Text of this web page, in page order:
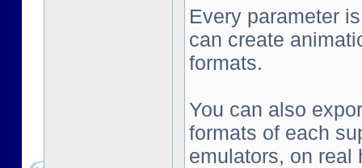
Every parameter
can create
formats.
You can also
formats of each
emulators, on real